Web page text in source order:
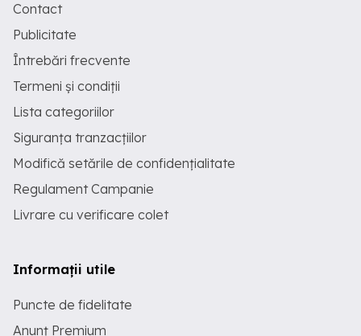
Contact
Publicitate
Întrebări frecvente
Termeni și condiții
Lista categoriilor
Siguranța tranzacțiilor
Modifică setările de confidențialitate
Regulament Campanie
Livrare cu verificare colet
Informații utile
Puncte de fidelitate
Anunț Premium